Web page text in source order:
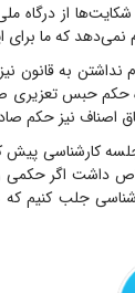
از درگاه
که ما برای
نداشتن به
حبس تعزیری
اصناف نیز حکم
گفت: در شش ماه اخیر ما
اگر حکمی
جلب کنیم که